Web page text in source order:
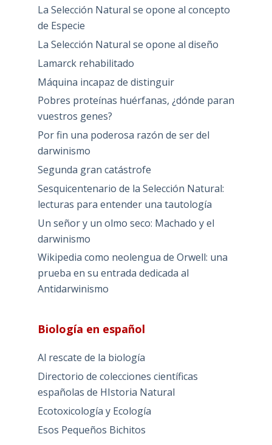
La Selección Natural se opone al concepto
de Especie
La Selección Natural se opone al diseño
Lamarck rehabilitado
Máquina incapaz de distinguir
Pobres proteínas huérfanas, ¿dónde paran
vuestros genes?
Por fin una poderosa razón de ser del
darwinismo
Segunda gran catástrofe
Sesquicentenario de la Selección Natural:
lecturas para entender una tautología
Un señor y un olmo seco: Machado y el
darwinismo
Wikipedia como neolengua de Orwell: una
prueba en su entrada dedicada al
Antidarwinismo
Biología en español
Al rescate de la biología
Directorio de colecciones científicas
españolas de HIstoria Natural
Ecotoxicología y Ecología
Esos Pequeños Bichitos